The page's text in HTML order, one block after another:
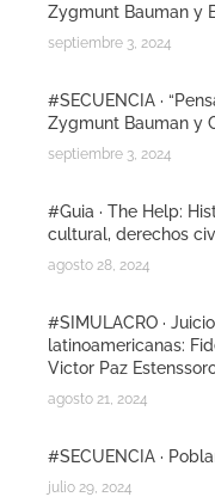
Zygmunt Bauman y
septiembre 3, 2024
#SECUENCIA ·
Zygmunt Bauman y
septiembre 3, 2024
#Guia · The Help:
cultural, derechos
agosto 28, 2024
#SIMULACRO ·
latinoamericanas:
Victor Paz
agosto 21, 2024
#SECUENCIA ·
julio 29, 2024